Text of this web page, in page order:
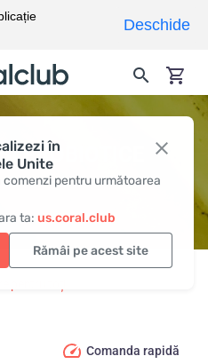
în
Unite
pentru următoarea
ta: us.coral.club
Rămâi pe acest site
PROBIOTICE
Comanda rapidă
Deschide